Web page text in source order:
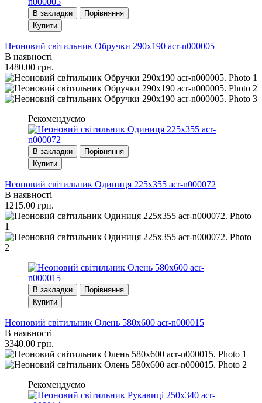
В закладки
Порівняння
Купити
Неоновий світильник Обручки 290х190 acr-n000005
В наявності
1480.00 грн.
Рекомендуємо
В закладки
Порівняння
Купити
Неоновий світильник Одиниця 225х355 acr-n000072
В наявності
1215.00 грн.
В закладки
Порівняння
Купити
Неоновий світильник Олень 580х600 acr-n000015
В наявності
3340.00 грн.
Рекомендуємо